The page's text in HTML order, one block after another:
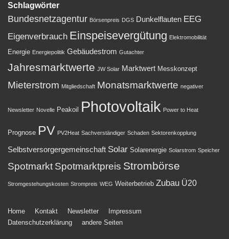
Schlagwörter
Bundesnetzagentur Börsenpreis DGS Dunkelflauten EEG
Eigenverbrauch Einspeisevergütung Elektromobilität
Energie Energiepolitik Gebäudestrom Gutachter
Jahresmarktwerte JW Solar Marktwert Messkonzept
Mieterstrom Mitgliedschaft Monatsmarktwerte negativer
Newsletter Novelle Peakoil Photovoltaik Power to Heat
Prognose PV PV2Heat Sachverständiger Schaden Sektorenkopplung
Selbstversorgergemeinschaft Solar Solarenergie Solarstrom Speicher
Spotmarkt Spotmarktpreis Strombörse
Stromgestehungskosten Strompreis WEG Weiterbetrieb Zubau Ü20
Footer-
Menü
Home Kontakt Newsletter
Impressum
Datenschutzerklärung
andere Seiten